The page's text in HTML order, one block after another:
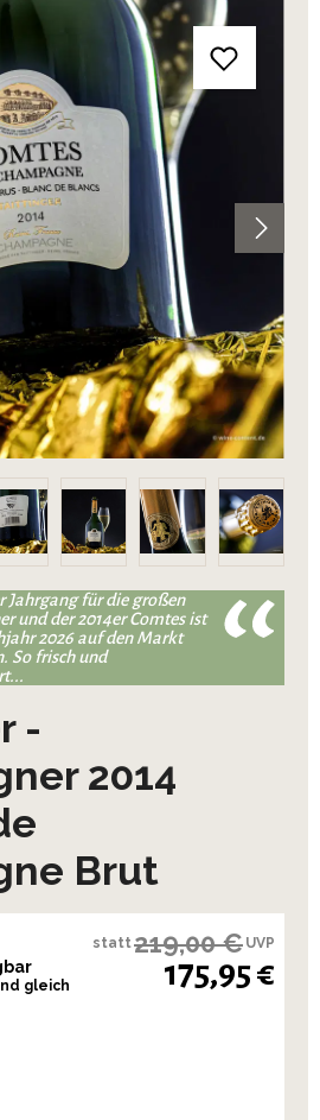
Jahrgang für die großen
und der 2014er Comtes ist
2026 auf den Markt
So frisch und
-
2014
Brut
gleich
statt219,00 € UVP
175,95 €